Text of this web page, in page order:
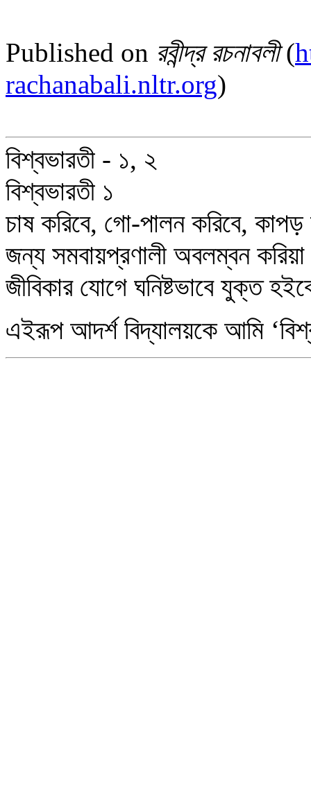
Published on রবীন্দ্র রচনাবলী(
rachanabali.nltr.org)
বিশ্বভারতী - ১, ২
বিশ্বভারতী ১
চাষ করিবে, গো-পালন করিবে,
জন্য সমবায়প্রণালী অবলম্বন করিয়া
জীবিকার যোগে ঘনিষ্টভাবে যুক্ত
এইরূপ আদর্শ বিদ্যালয়কে আমি